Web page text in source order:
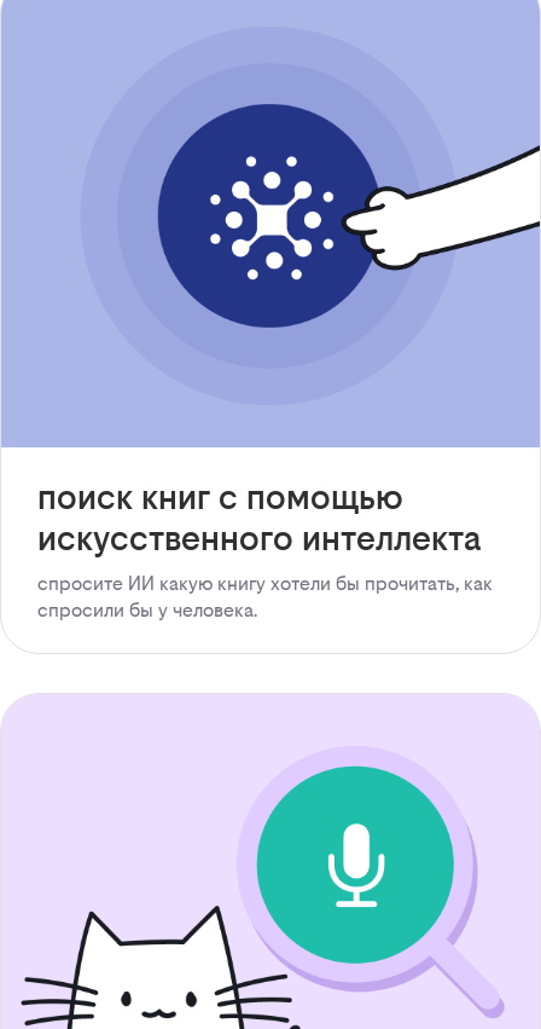
поиск книг с помощью
искусственного интеллекта
спросите ИИ какую книгу хотели бы прочитать, как
спросили бы у человека.